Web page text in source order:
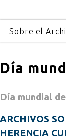
Sobre el
Día
Día mundial
ARCHIVOS
HERENCIA